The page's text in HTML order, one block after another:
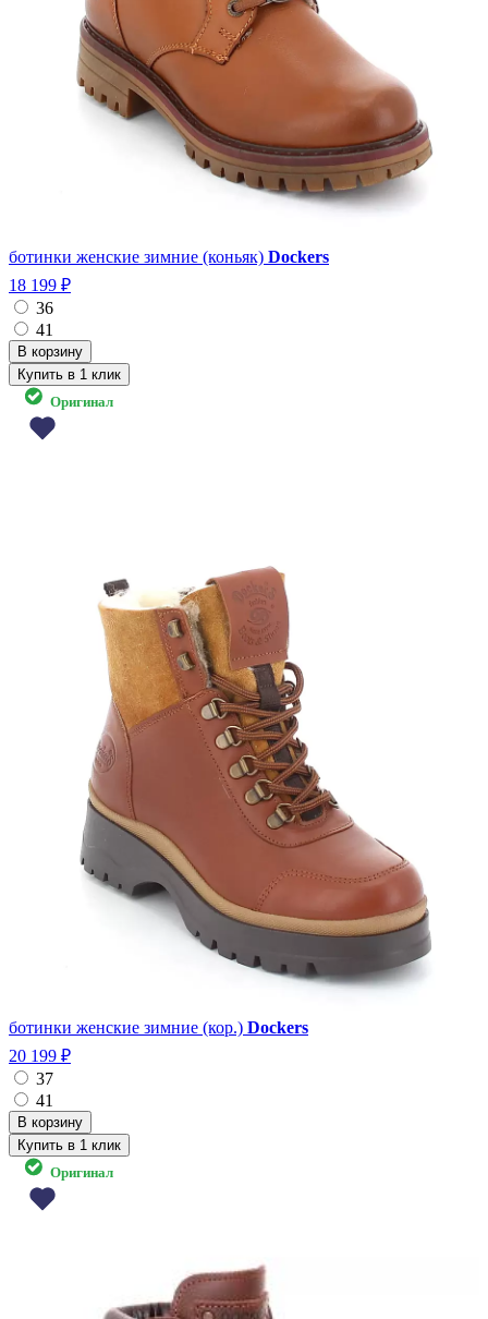
ботинки женские зимние (коньяк) Dockers
18 199 ₽
36
41
Купить в 1 клик
Оригинал
ботинки женские зимние (кор.) Dockers
20 199 ₽
37
41
Купить в 1 клик
Оригинал